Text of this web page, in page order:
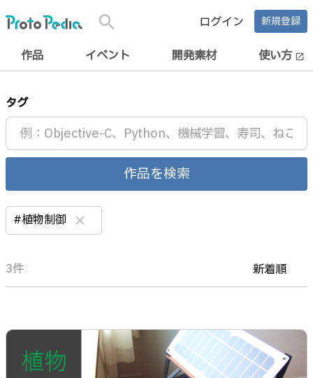
search ログイン 新規登録
作品 イベント 開発素材 使い方 open_in_new
タグ
作品を検索
#植物制御 clear
3件 新着順